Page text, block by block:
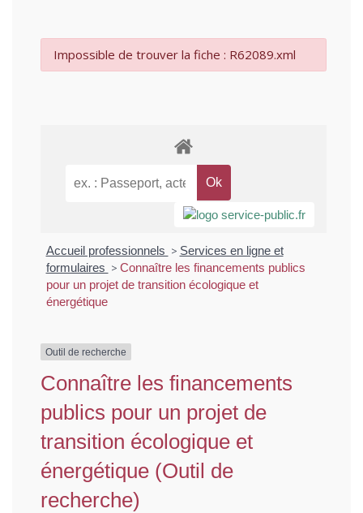
Impossible de trouver la fiche : R62089.xml
Accueil professionnels > Services en ligne et
formulaires > Connaître les financements publics
pour un projet de transition écologique et
énergétique
Outil de recherche
Connaître les financements
publics pour un projet de
transition écologique et
énergétique (Outil de
recherche)